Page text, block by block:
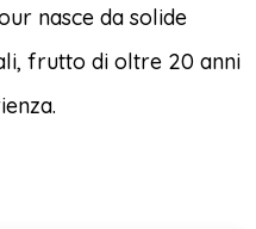
nasce da solide
frutto di oltre 20 anni